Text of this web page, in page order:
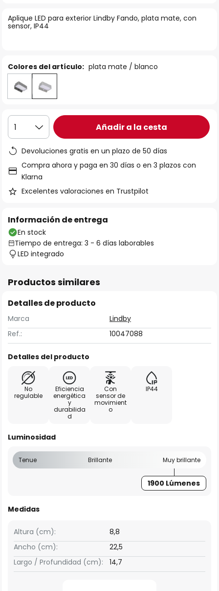
galería
de
Aplique LED para exterior Lindby Fando, plata mate, con
sensor, IP44
Colores del artículo: plata mate / blanco
1 Añadir a la cesta
Devoluciones gratis en un plazo de 50 días
Compra ahora y paga en 30 días o en 3 plazos con
Klarna
Excelentes valoraciones en Trustpilot
Información de entrega
En stock
Tiempo de entrega: 3 - 6 días laborables
LED integrado
Productos similares
Detalles de producto
Marca
Lindby
Ref.:
10047088
Detalles del producto
No
regulable
Eficiencia
energética
y
durabilida
d
Con
sensor de
movimient
o
IP44
Luminosidad
Tenue Brillante Muy brillante
1900 Lúmenes
Medidas
Ancho (cm): 22,5
Altura (cm): 8,8
Largo / Profundidad (cm): 14,7